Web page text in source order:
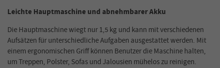
Leichte Hauptmaschine und abnehmbarer Akku
Die Hauptmaschine wiegt nur 1,5 kg und kann mit verschiedenen
Aufsätzen für unterschiedliche Aufgaben ausgestattet werden. Mit
einem ergonomischen Griff können Benutzer die Maschine halten,
um Treppen, Polster, Sofas und Jalousien mühelos zu reinigen.